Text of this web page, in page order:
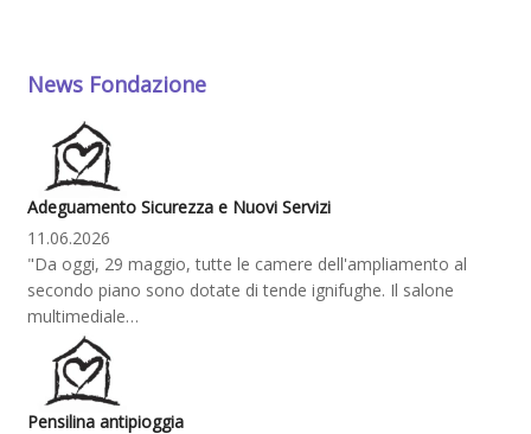
News Fondazione
Adeguamento Sicurezza e Nuovi Servizi
11.06.2026
"Da oggi, 29 maggio, tutte le camere dell'ampliamento al
secondo piano sono dotate di tende ignifughe. Il salone
multimediale…
Pensilina antipioggia